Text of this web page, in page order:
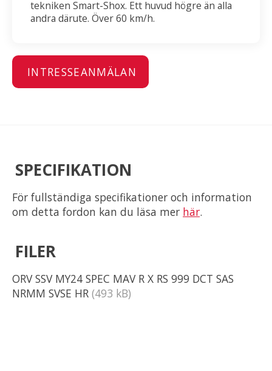
tekniken Smart-Shox. Ett huvud högre än alla
andra därute. Över 60 km/h.
INTRESSEANMÄLAN
SPECIFIKATION
För fullständiga specifikationer och information
om detta fordon kan du läsa mer här.
FILER
ORV SSV MY24 SPEC MAV R X RS 999 DCT SAS
NRMM SVSE HR (493 kB)